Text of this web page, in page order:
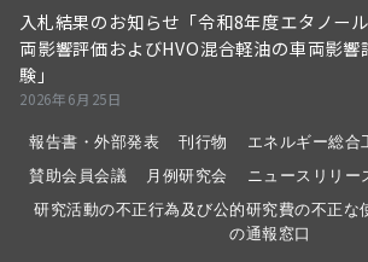
入札結果のお知らせ「令和8年度エタノー
両影響評価およびHVO混合軽油の車両影響
験」
2026年6月25日
報告書・外部発表 刊行物
エネルギー総合
賛助会員会議
月例研究会 ニュースリリー
研究活動の不正行為及び公的研究費の不正な
の通報窓口